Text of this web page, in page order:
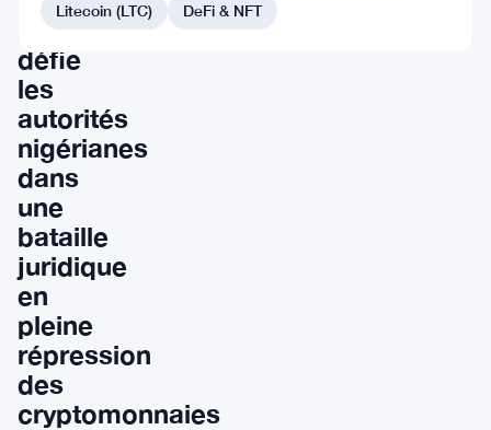
Binance
défie
les
autorités
nigérianes
dans
une
bataille
juridique
en
pleine
répression
des
cryptomonnaies
Litecoin (LTC)
DeFi & NFT